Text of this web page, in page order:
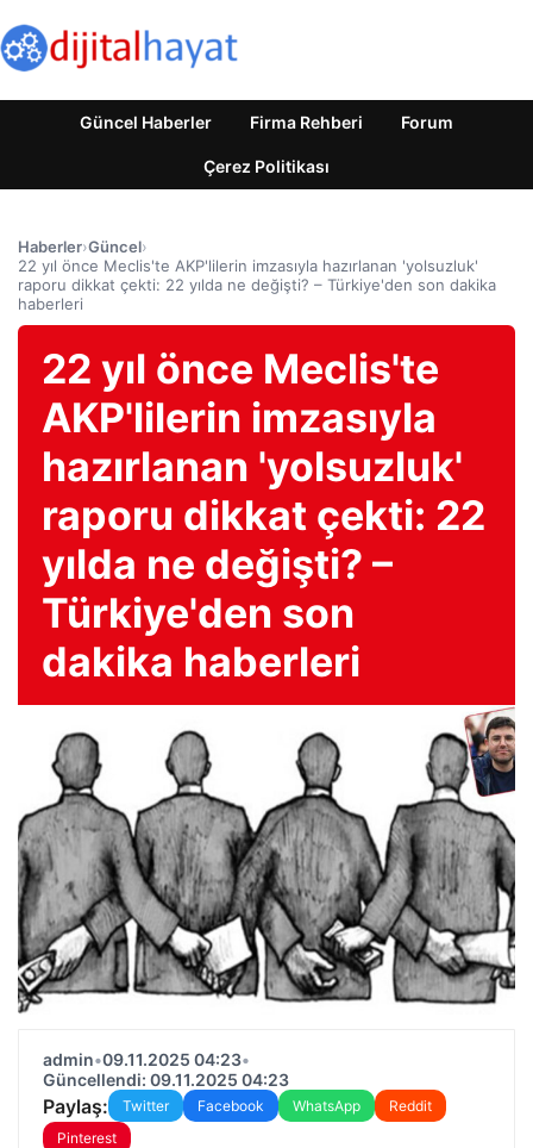
Güncel Haberler Firma Rehberi Forum
Çerez Politikası
Haberler›Güncel›
22 yıl önce Meclis'te AKP'lilerin imzasıyla hazırlanan 'yolsuzluk'
raporu dikkat çekti: 22 yılda ne değişti? – Türkiye'den son dakika
haberleri
22 yıl önce Meclis'te
AKP'lilerin imzasıyla
hazırlanan 'yolsuzluk'
raporu dikkat çekti: 22
yılda ne değişti? –
Türkiye'den son
dakika haberleri
admin•09.11.2025 04:23•
Güncellendi: 09.11.2025 04:23
Paylaş: Twitter Facebook WhatsApp
Reddit
Pinterest